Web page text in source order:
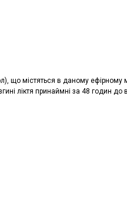
що містяться в даному
ліктя принаймні за 48 годин до